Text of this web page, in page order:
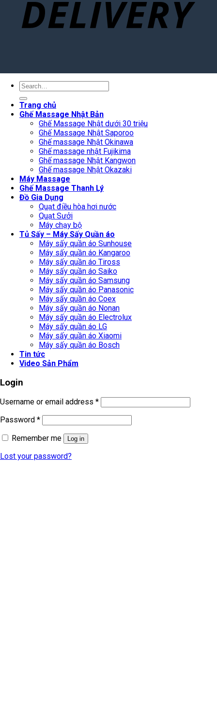
Search
Trang chủ
Ghế Massage Nhật Bản
Ghế Massage Nhật dưới 30 triệu
Ghế Massage Nhật Saporoo
Ghế massage Nhật Okinawa
Ghế massage nhật Fujikima
Ghế massage Nhật Kangwon
Ghế massage Nhật Okazaki
Máy Massage
Ghế Massage Thanh Lý
Đồ Gia Dụng
Quạt điều hòa hơi nước
Quạt Sưởi
Máy chạy bộ
Tủ Sấy – Máy Sấy Quần áo
Máy sấy quần áo Sunhouse
Máy sấy quần áo Kangaroo
Máy sấy quần áo Tiross
Máy sấy quần áo Saiko
Máy sấy quần áo Samsung
Máy sấy quần áo Panasonic
Máy sấy quần áo Coex
Máy sấy quần áo Nonan
Máy sấy quần áo Electrolux
Máy sấy quần áo LG
Máy sấy quần áo Xiaomi
Máy sấy quần áo Bosch
Tin tức
Video Sản Phẩm
Login
Username or email address *
Password *
Remember me
Log in
Lost your password?